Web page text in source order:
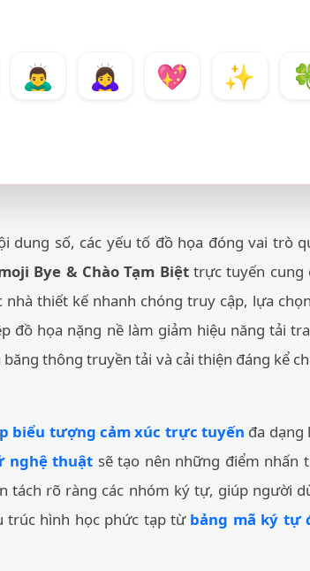
🙇‍♂️ 🙇‍♀️ 💖 ✨
dung số, các yếu tố đồ họa đóng vai trò
Bye & Chào Tạm Biệttrực tuyến cung
thiết kế nhanh chóng truy cập, lựa
đồ họa nặng nề làm giảm hiệu năng tải
thông truyền tải và cải thiện đáng kể
biểu tượng cảm xúc trực tuyến đa dạng
nghệ thuật sẽ tạo nên những điểm nhấn
tách rõ ràng các nhóm ký tự, giúp người
trúc hình học phức tạp từ bảng mã ký tự